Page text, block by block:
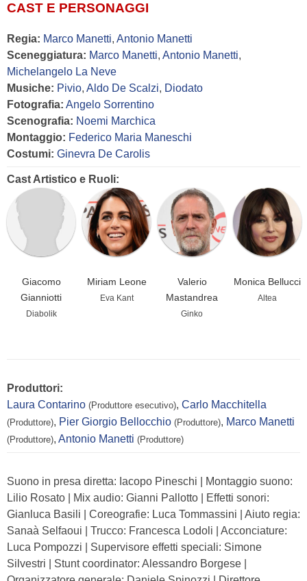
CAST E PERSONAGGI
Regia: Marco Manetti, Antonio Manetti
Sceneggiatura: Marco Manetti, Antonio Manetti,
Michelangelo La Neve
Musiche: Pivio, Aldo De Scalzi, Diodato
Fotografia: Angelo Sorrentino
Scenografia: Noemi Marchica
Montaggio: Federico Maria Maneschi
Costumi: Ginevra De Carolis
Cast Artistico e Ruoli:
Giacomo
Gianniotti
Diabolik
Miriam Leone
Eva Kant
Valerio
Mastandrea
Ginko
Monica Bellucci
Altea
Produttori:
Laura Contarino (Produttore esecutivo), Carlo Macchitella
(Produttore), Pier Giorgio Bellocchio (Produttore), Marco Manetti
(Produttore), Antonio Manetti (Produttore)
Suono in presa diretta: Iacopo Pineschi | Montaggio suono:
Lilio Rosato | Mix audio: Gianni Pallotto | Effetti sonori:
Gianluca Basili | Coreografie: Luca Tommassini | Aiuto regia:
Sanaà Selfaoui | Trucco: Francesca Lodoli | Acconciature:
Luca Pompozzi | Supervisore effetti speciali: Simone
Silvestri | Stunt coordinator: Alessandro Borgese |